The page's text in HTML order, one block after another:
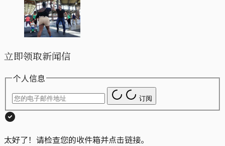
立即领取新闻信
个人信息
订阅
太好了！请检查您的收件箱并点击链接。